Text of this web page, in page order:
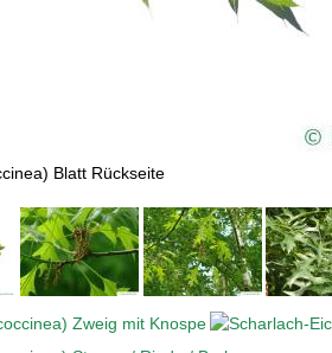
Blatt Rückseite